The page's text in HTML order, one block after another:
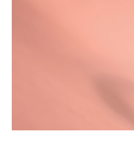
Polar
Contact